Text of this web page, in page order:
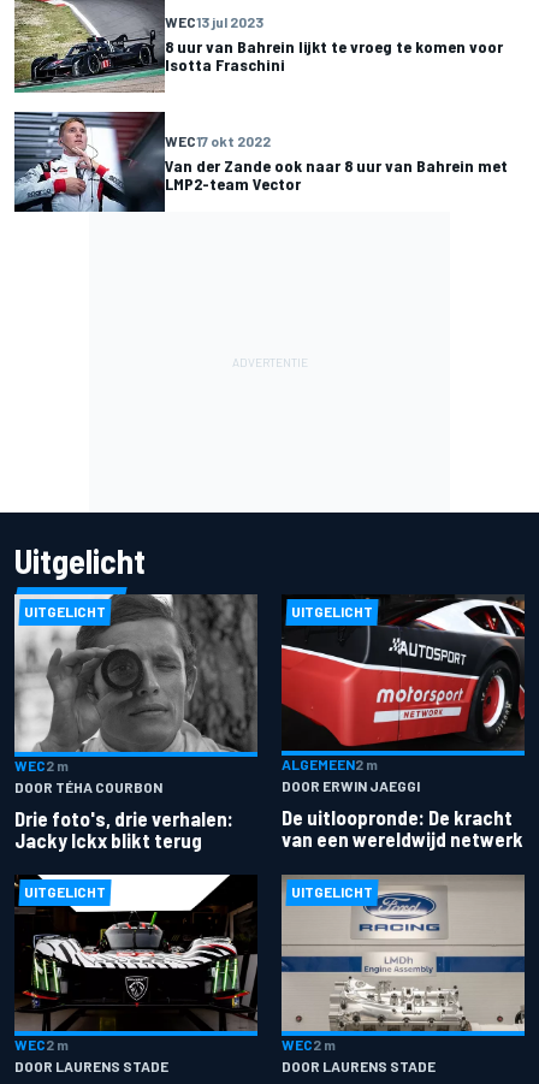
WEC13 jul 2023
8 uur van Bahrein lijkt te vroeg te komen voor
Isotta Fraschini
WEC17 okt 2022
Van der Zande ook naar 8 uur van Bahrein met
LMP2-team Vector
Uitgelicht
UITGELICHT
WEC2 m
DOOR TÉHA COURBON
Drie foto's, drie verhalen:
Jacky Ickx blikt terug
UITGELICHT
ALGEMEEN2 m
DOOR ERWIN JAEGGI
De uitloopronde: De kracht
van een wereldwijd netwerk
UITGELICHT
WEC2 m
DOOR LAURENS STADE
UITGELICHT
WEC2 m
DOOR LAURENS STADE